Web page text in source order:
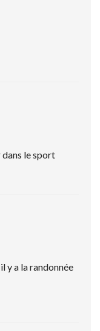
dans le sport
y a la randonnée